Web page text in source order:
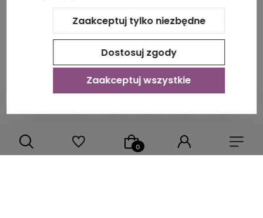
3.0™
od GrowCommerce
Zaakceptuj tylko niezbędne
Dostosuj zgody
Zaakceptuj wszystkie